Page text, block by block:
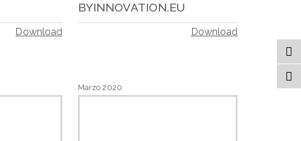
Download
BYINNOVATION.EU
Download
Marzo 2020